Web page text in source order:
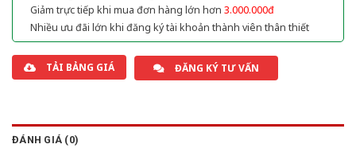
Giảm trực tiếp khi mua đơn hàng lớn hơn 3.000.000đ
Nhiều ưu đãi lớn khi đăng ký tài khoản thành viên thân thiết
TẢI BẢNG GIÁ ĐĂNG KÝ TƯ VẤN
ĐÁNH GIÁ (0)